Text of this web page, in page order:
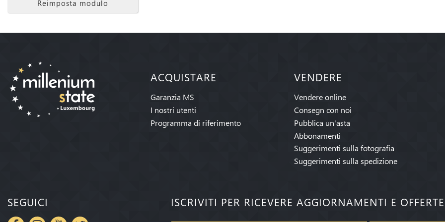
Reimposta modulo
ACQUISTARE
Garanzia MS
I nostri utenti
Programma di riferimento
VENDERE
Vendere online
Consegn con noi
Pubblica un'asta
Abbonamenti
Suggerimenti sulla fotografia
Suggerimenti sulla spedizione
SEGUICI ISCRIVITI PER RICEVERE AGGIORNAMENTI E